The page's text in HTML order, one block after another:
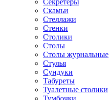
Секретеры
Скамьи
Стеллажи
Стенки
Столики
Столы
Столы журнальные
Стулья
Сундуки
Табуреты
Туалетные столики
Тумбочки